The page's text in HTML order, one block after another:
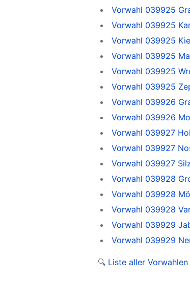
Vorwahl 039925
Vorwahl 039925
Vorwahl 039925
Vorwahl 039925
Vorwahl 039925
Vorwahl 039925
Vorwahl 039926
Vorwahl 039926
Vorwahl 039927
Vorwahl 039927
Vorwahl 039927
Vorwahl 039928
Vorwahl 039928
Vorwahl 039928
Vorwahl 039929
Vorwahl 039929
🔍 Liste aller